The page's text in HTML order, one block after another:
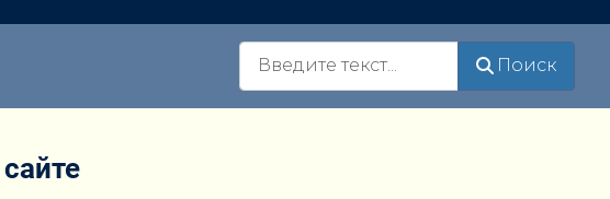
Поиск